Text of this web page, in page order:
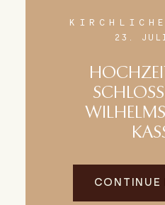
23.
CONTINUE